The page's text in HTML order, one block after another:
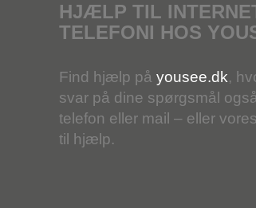
HJÆLP TIL
TELEFONI HOS
Find hjælp påyousee.dk,
svar på dine spørgsmål
telefon eller mail – eller
til hjælp.